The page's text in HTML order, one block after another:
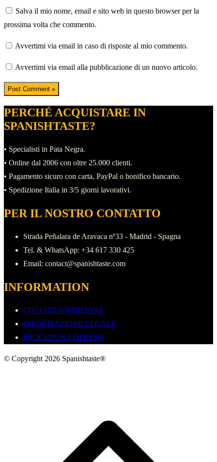
Salva il mio nome, email e sito web in questo browser per la
prossima volta che commento.
Avvertimi via email in caso di risposte al mio commento.
Avvertimi via email alla pubblicazione di un nuovo articolo.
PERCHÉ ACQUISTARE IN
SPANISHTASTE?
• Specialisti in Pata Negra.
• Online dal 2006 con oltre 25.000 clienti.
• Pagamento sicuro con carta, PayPal o bonifico bancario.
• Spedizione Italia in 3/5 giorni lavorativi.
PER IL NOSTRO CONTATTO
Strada Peñalara de Aravaca nº33 - Madrid - Spagna
Tel. & WhatsApp: +34 617 330 425
Email: contact@spanishtaste.com
INFORMATION
COSTI DI SPEDIZIONE
INFORMAZIONE LEGALE
PROCEDURA DI RESO
© Copyright 2026 Spanishtaste®